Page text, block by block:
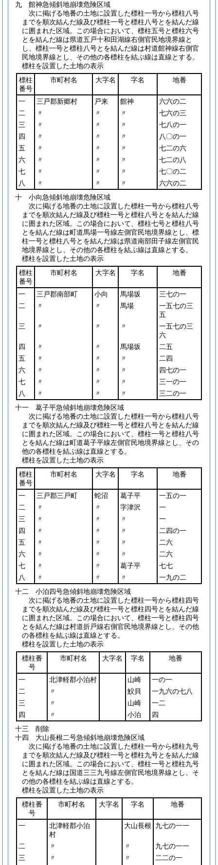
九 館神急傾斜地崩壊危険区域
次に掲げる地番の土地に設置した標柱一号から標柱八号
までを順次結んだ線及び標柱一号と標柱八号とを結んだ線
に囲まれた区域。この場合において、標柱五号と標柱六号
とを結んだ線は県道五戸十和田湖線右側官民地境界線と
し、標柱一号と標柱八号とを結んだ線は村道館神線右側官
民地境界線とし、その他の各標柱を結ぶ線は直線とする。
標柱を設置した土地の表示
標柱
番号
市町村名 大字名 字名 地番
一 三戸郡新郷村 戸来 館神
六六の二
二
〃 〃 〃
七六の三
三
〃 〃 〃
七八の一
四
〃 〃 〃
八〇の一
五
〃 〃 〃
七二の六
六
〃 〃 〃
七二の八
七
〃 〃 〃
七〇の二
八
〃 〃 〃
六六の二
十 小向急傾斜地崩壊危険区域
次に掲げる地番の土地に設置した標柱一号から標柱八号
までを順次結んだ線及び標柱一号と標柱八号とを結んだ線
に囲まれた区域。この場合において、標柱七号と標柱八号
とを結んだ線は町道馬場一号線左側官民地境界線とし、標
柱一号と標柱八号とを結んだ線は県道南部田子線左側官民
地境界線とし、その他の各標柱を結ぶ線は直線とする。
標柱を設置した土地の表示
標柱
番号
市町村名 大字名 字名 地番
一 三戸郡南部町 小向 馬場坂
三七の一
二
〃 〃 馬場
一五七の三
五
三
〃 〃 〃
一五七の三
六
四
〃 〃 馬場坂
二五
五
〃 〃 〃
二四
六
〃 〃 〃
四七の一
七
〃 〃 〃
三一の一
八
〃 〃 〃
三二の一
十一 葛子平急傾斜地崩壊危険区域
次に掲げる地番の土地に設置した標柱一号から標柱八号
までを順次結んだ線及び標柱一号と標柱八号とを結んだ線
に囲まれた区域。この場合において、標柱一号と標柱八号
とを結んだ線は町道葛子平線左側官民地境界線とし、その
他の各標柱を結ぶ線は直線とする。
標柱を設置した土地の表示
標柱
番号
市町村名 大字名 字名 地番
一 三戸郡三戸町 蛇沼 葛子平
一五の一
二
〃 〃 字津沢
一
三
〃 〃 〃
一
四
〃 〃 〃
二四の一
五
〃 〃 〃
二六
六
〃 〃 〃
二六
七
〃 〃 葛子平
七七
八
〃 〃 〃
一九の二
十二 小泊四号急傾斜地崩壊危険区域
次に掲げる地番の土地に設置した標柱一号から標柱四号
までを順次結んだ線及び標柱一号と標柱四号とを結んだ線
に囲まれた区域。この場合において、標柱一号と標柱四号
とを結んだ線は村道折戸線右側官民地境界線とし、その他
の各標柱を結ぶ線は直線とする。
標柱を設置した土地の表示
標柱番
号
市町村名 大字名 字名 地番
一 北津軽郡小泊村 山崎
一の一
二
〃 鮫貝
一九六の七八
三
〃 山崎
一二
四
〃 小泊
四
十三 削除
十四 大山長根二号急傾斜地崩壊危険区域
次に掲げる地番の土地に設置した標柱一号から標柱九号
までを順次結んだ線及び標柱一号と標柱九号とを結んだ線
に囲まれた区域。この場合において、標柱一号と標柱九号
とを結んだ線は国道三三九号線左側官民地境界線とし、そ
の他の各標柱を結ぶ線は直線とする。
標柱を設置した土地の表示
標柱番
号
市町村名 大字名 字名 地番
一
北津軽郡小泊
村
大山長根 九七の一一
二 〃 〃
九七の一一
三
〃 〃 二二の一